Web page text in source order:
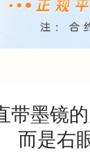
墨镜
而是右